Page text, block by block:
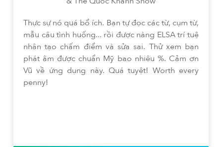
Thực sự nó quá bổ ích. Bạn tự đọc các từ, cụm từ,
mẫu câu tình huống... rồi được nàng ELSA trí tuệ
nhân tạo chấm điểm và sửa sai. Thử xem bạn
phát âm được chuẩn Mỹ bao nhiêu %. Cảm ơn
Vũ về ứng dụng này. Quá tuyệt! Worth every
penny!